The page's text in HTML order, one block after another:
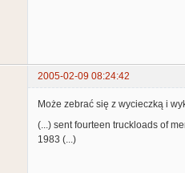
2005-02-09 08:24:42
Może zebrać się z wycieczką i
(...) sent fourteen truckloads of
1983 (...)